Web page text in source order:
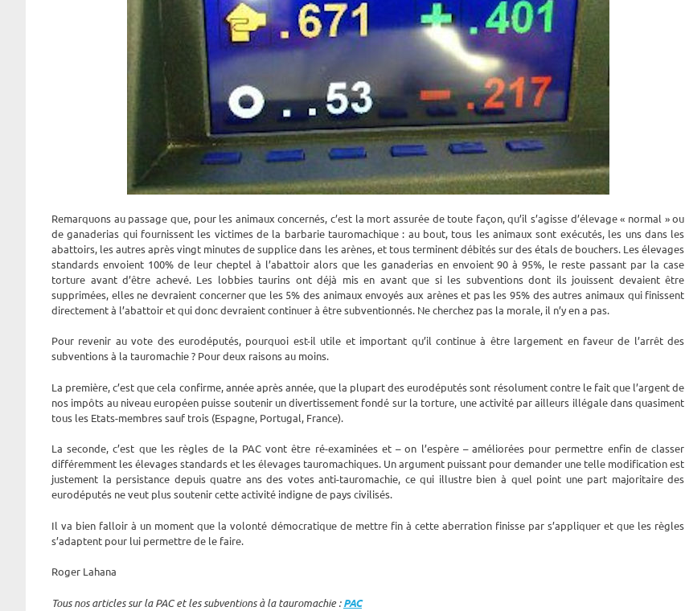
Remarquons au passage que, pour les animaux concernés, c’est la mort assurée de toute façon, qu’il s’agisse d’élevage « normal » ou
de ganaderias qui fournissent les victimes de la barbarie tauromachique : au bout, tous les animaux sont exécutés, les uns dans les
abattoirs, les autres après vingt minutes de supplice dans les arènes, et tous terminent débités sur des étals de bouchers. Les élevages
standards envoient 100% de leur cheptel à l’abattoir alors que les ganaderias en envoient 90 à 95%, le reste passant par la case
torture avant d’être achevé. Les lobbies taurins ont déjà mis en avant que si les subventions dont ils jouissent devaient être
supprimées, elles ne devraient concerner que les 5% des animaux envoyés aux arènes et pas les 95% des autres animaux qui finissent
directement à l’abattoir et qui donc devraient continuer à être subventionnés. Ne cherchez pas la morale, il n’y en a pas.
Pour revenir au vote des eurodéputés, pourquoi est-il utile et important qu’il continue à être largement en faveur de l’arrêt des
subventions à la tauromachie ? Pour deux raisons au moins.
La première, c’est que cela confirme, année après année, que la plupart des eurodéputés sont résolument contre le fait que l’argent de
nos impôts au niveau européen puisse soutenir un divertissement fondé sur la torture, une activité par ailleurs illégale dans quasiment
tous les Etats-membres sauf trois (Espagne, Portugal, France).
La seconde, c’est que les règles de la PAC vont être ré-examinées et – on l’espère – améliorées pour permettre enfin de classer
différemment les élevages standards et les élevages tauromachiques. Un argument puissant pour demander une telle modification est
justement la persistance depuis quatre ans des votes anti-tauromachie, ce qui illustre bien à quel point une part majoritaire des
eurodéputés ne veut plus soutenir cette activité indigne de pays civilisés.
Il va bien falloir à un moment que la volonté démocratique de mettre fin à cette aberration finisse par s’appliquer et que les règles
s’adaptent pour lui permettre de le faire.
Roger Lahana
Tous nos articles sur la PAC et les subventions à la tauromachie :PAC